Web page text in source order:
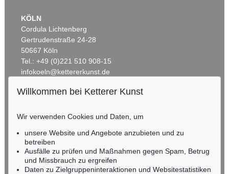
KÖLN
Cordula Lichtenberg
Gertrudenstraße 24-28
50667 Köln
Tel.: +49 (0)221 510 908-15
infokoeln@kettererkunst.de
RHEINLAND-PFALZ
Miriam Heß
Tel.: +49 (0)62 21 58 80-038
Fax: +49 (0)62 21 58 80-595
infoheidelberg@kettererkunst.de
Willkommen bei Ketterer Kunst
Wir verwenden Cookies und Daten, um
unsere Website und Angebote anzubieten und zu
betreiben
Ausfälle zu prüfen und Maßnahmen gegen Spam, Betrug
und Missbrauch zu ergreifen
Daten zu Zielgruppeninteraktionen und Websitestatistiken